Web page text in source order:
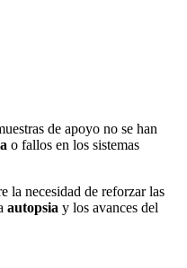
de apoyo no se han
o fallos en los sistemas
la necesidad de reforzar las
autopsia y los avances del